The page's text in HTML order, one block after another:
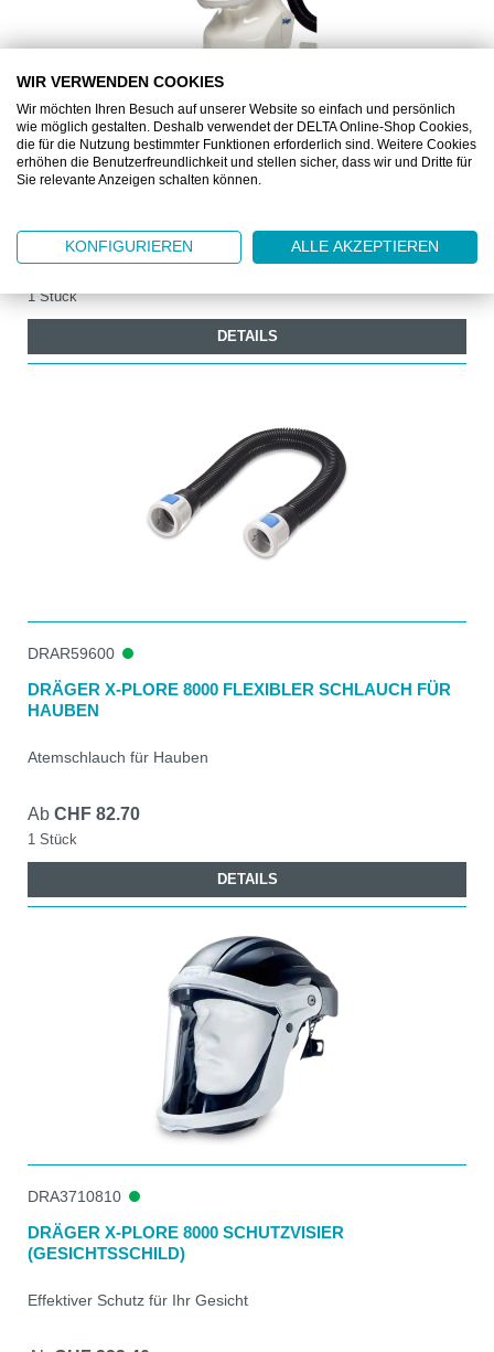
DRAR598KURZ
DRÄGER X-PLORE 8000 PREMIUMHAUBE KURZ
1 Stück
DETAILS
DRAR59600
DRÄGER X-PLORE 8000 FLEXIBLER SCHLAUCH FÜR
HAUBEN
Atemschlauch für Hauben
Ab CHF 82.70
1 Stück
DETAILS
DRA3710810
DRÄGER X-PLORE 8000 SCHUTZVISIER
(GESICHTSSCHILD)
Effektiver Schutz für Ihr Gesicht
WIR VERWENDEN COOKIES
Wir möchten Ihren Besuch auf unserer Website so einfach und persönlich
wie möglich gestalten. Deshalb verwendet der DELTA Online-Shop Cookies,
die für die Nutzung bestimmter Funktionen erforderlich sind. Weitere Cookies
erhöhen die Benutzerfreundlichkeit und stellen sicher, dass wir und Dritte für
Sie relevante Anzeigen schalten können.
KONFIGURIEREN ALLE AKZEPTIEREN